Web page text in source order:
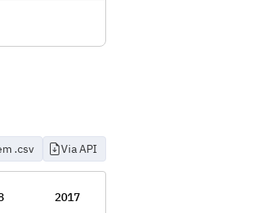
.csv Via API
2017